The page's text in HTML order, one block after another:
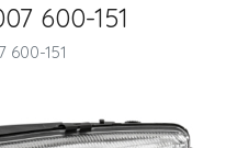
600-151
600-151